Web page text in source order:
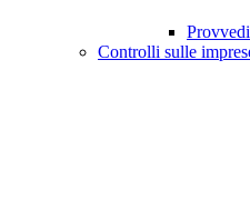
Controlli sulle